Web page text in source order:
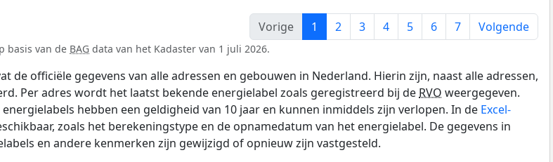
Vorige
1 2 3 4 5 6 7 Volgende
basis van de BAG data van het Kadaster van 1 juli 2026.
de officiële gegevens van alle adressen en gebouwen in Nederland. Hierin zijn, naast alle adressen,
Per adres wordt het laatst bekende energielabel zoals geregistreerd bij de RVO weergegeven.
hebben een geldigheid van 10 jaar en kunnen inmiddels zijn verlopen. In de Excel-
zoals het berekeningstype en de opnamedatum van het energielabel. De gegevens in
en andere kenmerken zijn gewijzigd of opnieuw zijn vastgesteld.